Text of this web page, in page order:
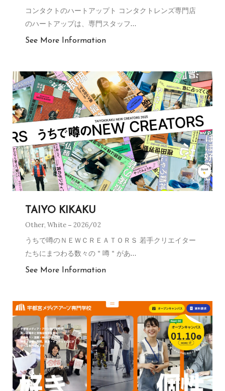
コンタクトのハートアップト コンタクトレンズ専門店
のハートアップは、専門スタッフ…
See More Information
TAIYO KIKAKU
Other,White 2026/02
うちで噂のＮＥＷＣＲＥＡＴＯＲＳ 若手クリエイター
たちにまつわる数々の＂噂＂があ…
See More Information